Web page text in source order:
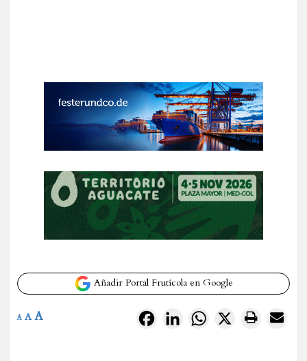
Añadir Portal Frutícola en Google
FacebookLinkedInWhatsApp
X
A A A